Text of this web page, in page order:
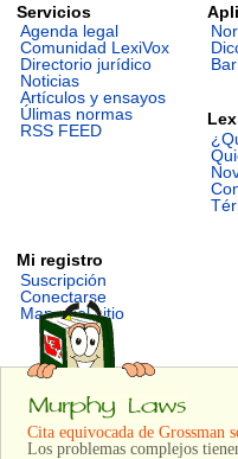
Servicios
Agenda legal
Comunidad LexiVox
Directorio jurídico
Noticias
Artículos y ensayos
Úlimas normas
RSS FEED
Mi registro
Suscripción
Conectarse
Mapa del sitio
Cita equivocada de Grossman
Los problemas complejos